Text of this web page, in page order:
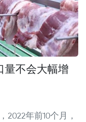
量不会大幅增
年前10个月，